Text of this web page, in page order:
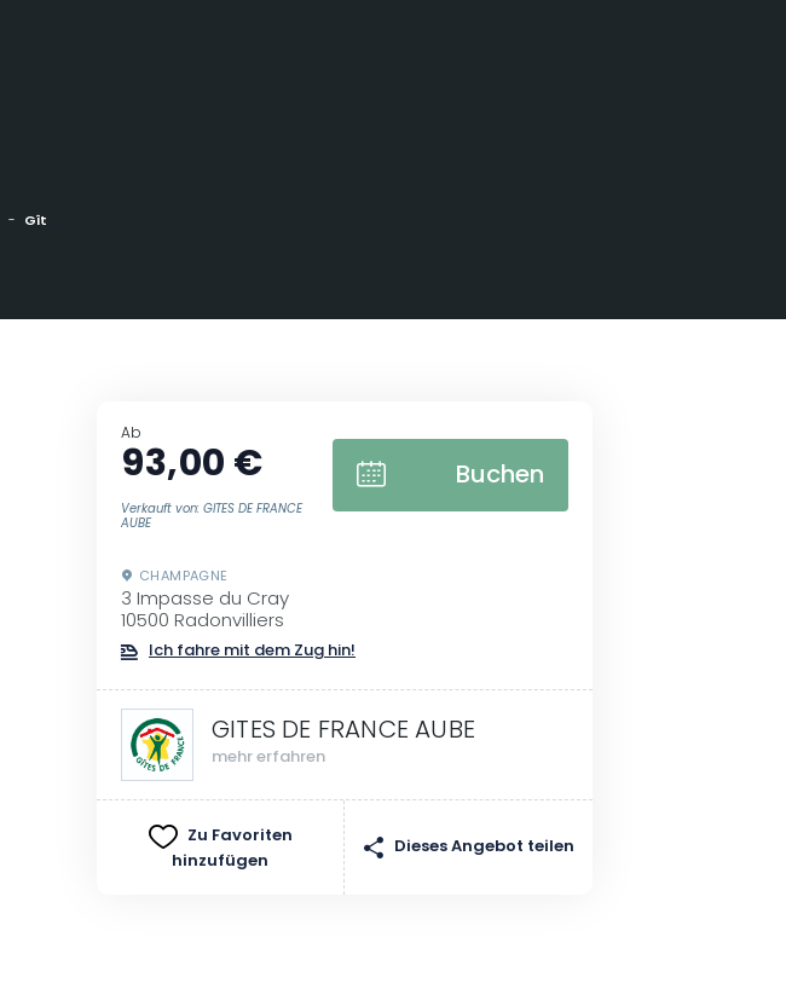
Gîtes de France Aube - Radonvilliers - Le Gîte du Cray
Ab
93,00 €
Verkauft von: GITES DE FRANCE
AUBE
Buchen
CHAMPAGNE
3 Impasse du Cray
10500 Radonvilliers
Ich fahre mit dem Zug hin!
GITES DE FRANCE AUBE
mehr erfahren
Zu Favoriten
hinzufügen
Dieses Angebot teilen